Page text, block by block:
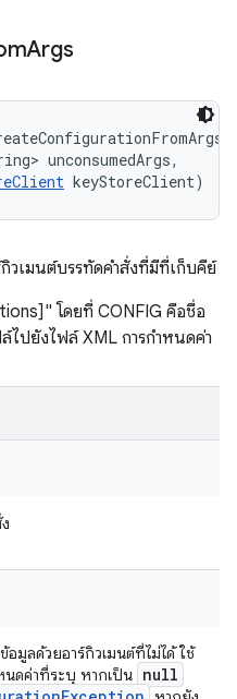
Args
unconsumedArgs,
keyStoreClient)
กิวเมนต์บรรทัดคำสั่งที่มีที่เก็บคีย์
โดยที่ CONFIG คือชื่อ
ไปยังไฟล์ XML การกำหนดค่า
มูลด้วยอาร์กิวเมนต์ที่ไม่ได้ ใช้
นดค่าที่ระบุ หากเป็น null